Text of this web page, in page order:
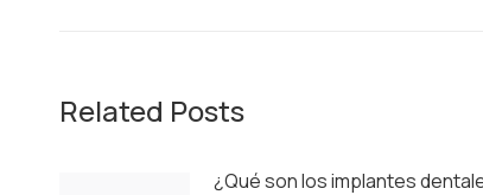
Related Posts
¿Qué son los implantes